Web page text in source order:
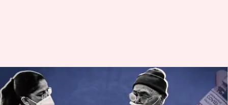
దేశంలో కొత్తగా 756 మందికి కరోనా;
యాక్టివ్ కేసులు 8115